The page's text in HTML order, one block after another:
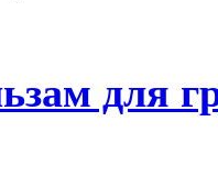
для